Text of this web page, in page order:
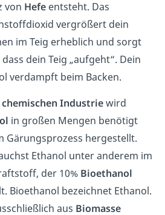
von Hefe entsteht. Das
vergrößert dein
im Teig erheblich und sorgt
dein Teig „aufgeht“. Dein
verdampft beim Backen.
chemischen Industriewird
in großen Mengen benötigt
Gärungsprozess hergestellt.
Ethanol unter anderem im
der 10% Bioethanol
Bioethanol bezeichnet Ethanol.
aus Biomasse